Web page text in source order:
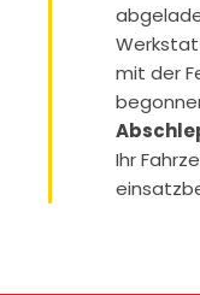
mit der
Ihr